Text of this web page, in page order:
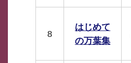
8
はじめて
の万葉集